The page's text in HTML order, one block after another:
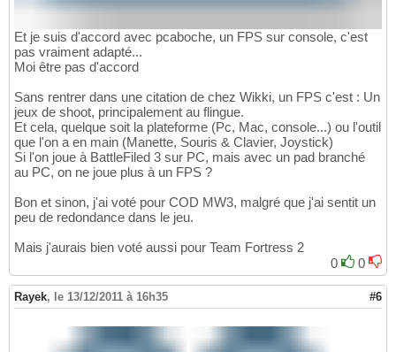
Et je suis d'accord avec pcaboche, un FPS sur console, c'est
pas vraiment adapté...
Moi être pas d'accord
Sans rentrer dans une citation de chez Wikki, un FPS c'est : Un
jeux de shoot, principalement au flingue.
Et cela, quelque soit la plateforme (Pc, Mac, console...) ou l'outil
que l'on a en main (Manette, Souris & Clavier, Joystick)
Si l'on joue à BattleFiled 3 sur PC, mais avec un pad branché
au PC, on ne joue plus à un FPS ?
Bon et sinon, j'ai voté pour COD MW3, malgré que j'ai sentit un
peu de redondance dans le jeu.
Mais j'aurais bien voté aussi pour Team Fortress 2
0
0
Rayek, le 13/12/2011 à 16h35 #6